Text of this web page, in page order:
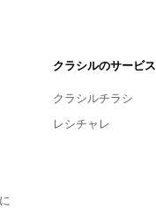
クラシルのサービス
クラシルチラシ
レシチャレ